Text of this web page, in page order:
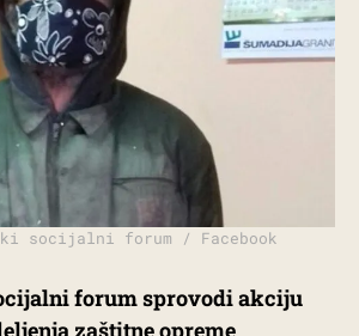
socijalni forum / Facebook
forum sprovodi akciju
zaštitne opreme